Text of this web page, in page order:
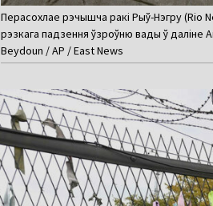
Перасохлае рэчышча ракі Рыў-Нэгру (Rio
рэзкага падзення ўзроўню вады ў даліне
Beydoun / AP / East News